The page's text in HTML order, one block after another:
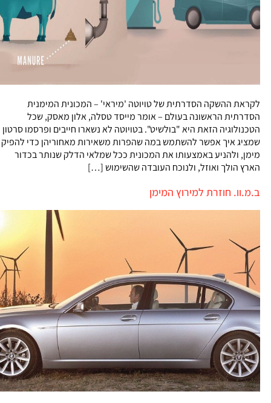
לקראת ההשקה הסדרתית של טויוטה 'מיראי' – המכונית המימנית
הסדרתית הראשונה בעולם – אומר מייסד טסלה, אלון מאסק, שכל
הטכנולוגיה הזאת היא "בולשיט". בטויוטה לא נשארו חייבים ופרסמו סרטון
שמציג איך אפשר להשתמש במה שהפרות משאירות מאחוריהן כדי להפיק
מימן, ולהניע באמצעותו את המכונית ככל שמלאי הדלק שנותר בכדור
הארץ הולך ואוזל, ולנוכח העובדה שהשימוש […]
ב.מ.וו. חוזרת למירוץ המימן